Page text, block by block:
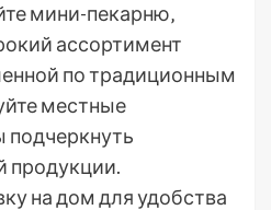
мини-пекарню‚
ассортимент
по традиционным
местные
подчеркнуть
продукции.
на дом для удобства